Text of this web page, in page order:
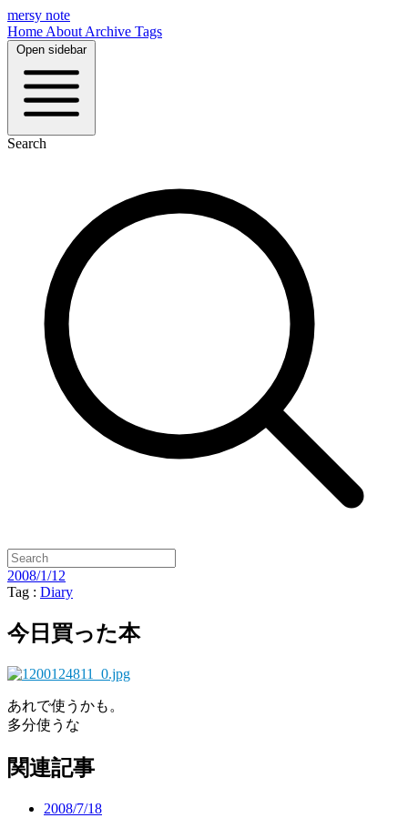
mersy note
Home About Archive Tags
Open sidebar
Search
2008/1/12
Tag : Diary
今日買った本
あれで使うかも。
多分使うな
関連記事
2008/7/18